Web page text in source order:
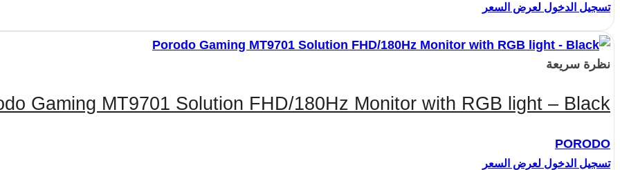
تسجيل الدخول لعرض السعر
نظرة سريعة
Gaming MT9701 Solution FHD/180Hz Monitor with RGB light – Black
PORODO
تسجيل الدخول لعرض السعر